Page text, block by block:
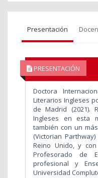
Presentación
PRESENTACIÓN
Doctora
Literarios Ingleses
de Madrid (2021).
Ingleses en esta
también con un
(Victorian
Reino Unido, y
Profesorado de
profesional y
Universidad